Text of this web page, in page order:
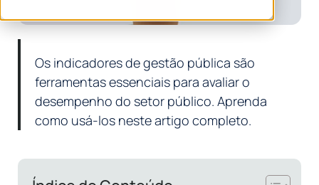
Os indicadores de gestão pública são
ferramentas essenciais para avaliar o
desempenho do setor público. Aprenda
como usá-los neste artigo completo.